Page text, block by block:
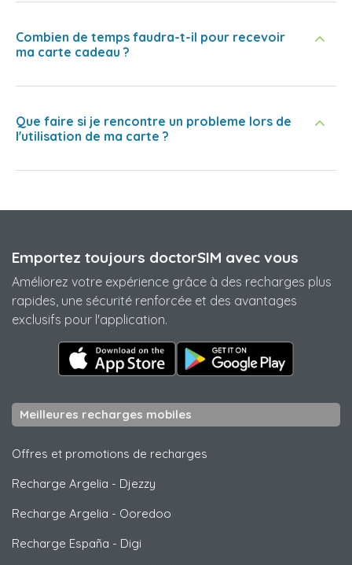
Combien de temps faudra-t-il pour recevoir
ma carte cadeau ?
Que faire si je rencontre un probleme lors de
l'utilisation de ma carte ?
Emportez toujours doctorSIM avec vous
Améliorez votre expérience grâce à des recharges plus
rapides, une sécurité renforcée et des avantages
exclusifs pour l'application.
Meilleures recharges mobiles
Offres et promotions de recharges
Recharge Argelia - Djezzy
Recharge Argelia - Ooredoo
Recharge España - Digi